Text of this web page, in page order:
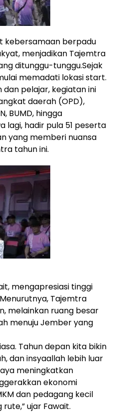
kebersamaan berpadu
menjadikan Tajemtra
ditunggu-tunggu.Sejak
memadati lokasi start.
pelajar, kegiatan ini
daerah (OPD),
BUMD, hingga
lagi, hadir pula 51 peserta
yang memberi nuansa
tahun ini.
mengapresiasi tinggi
Tajemtra
melainkan ruang besar
menuju Jember yang
Tahun depan kita bikin
dan insyaallah lebih luar
meningkatkan
ekonomi
dan pedagang kecil
ujar Fawait.